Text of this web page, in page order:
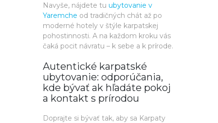
Navyše, nájdete tu ubytovanie v
Yaremche od tradičných chát až po
moderné hotely v štýle karpatskej
pohostinnosti. A na každom kroku vás
čaká pocit návratu – k sebe a k prírode.
Autentické karpatské
ubytovanie: odporúčania,
kde bývať ak hľadáte pokoj
a kontakt s prírodou
Doprajte si bývať tak, aby sa Karpaty